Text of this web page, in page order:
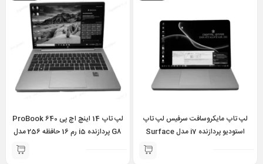
لپ تاپ مایکروسافت سرفیس لپ تاپ
استودیو پردازنده i7 مدل Surface
Laptop Studio i7 11370H 32GB
1TB RTX 3050 Ti 4GB 14.4 inch
لپ تاپ 14 اینچ اچ پی ProBook 640
G8 پردازنده i5 رم 16 حافظه 256 مدل
HP ProBook 640 g8 i5 11th 16GB